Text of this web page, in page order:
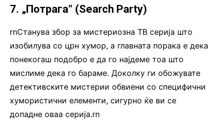
7. „Потрага“ (Search Party)
rnСтанува збор за мистериозна ТВ серија што
изобилува со црн хумор, а главната порака е дека
понекогаш подобро е да го најдеме тоа што
мислиме дека го бараме. Доколку ги обожувате
детективските мистерии обвиени со специфични
хумористични елементи, сигурно ќе ви се
допадне оваа серија.rn